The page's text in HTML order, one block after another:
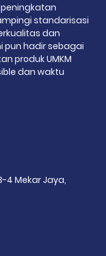
standarisasi
dan
pun hadir sebagai
produk UMKM
dan waktu
4 Mekar Jaya,